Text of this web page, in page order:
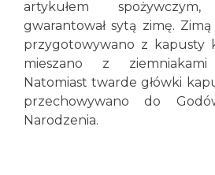
artykułem
gwarantował sytą zimę.
przygotowywano z kapusty
mieszano z
Natomiast twarde główki
przechowywano do
Narodzenia.